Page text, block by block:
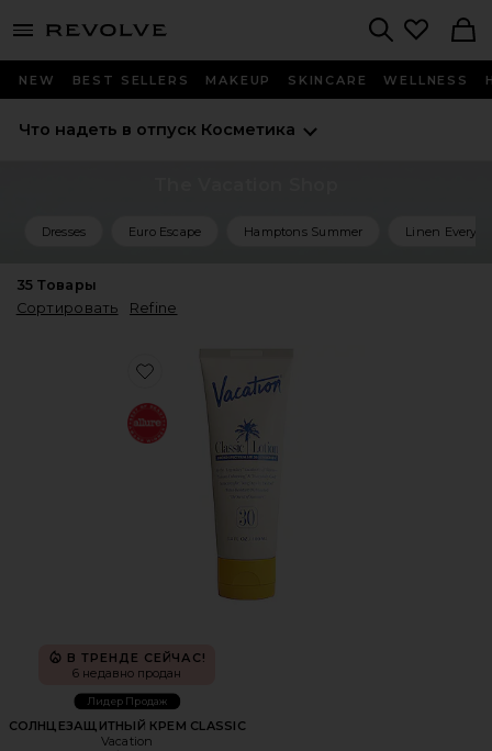
menu - shows more content
NEW BEST SELLERS MAKEUP SKINCARE WELLNESS
Что надеть в отпуск Косметика
Dresses Euro Escape Hamptons Summer Linen
35 Товары
Сортировать
Refine
Favorite СОЛНЦЕЗАЩИТНЫЙ КРЕМ CLASSIC
В ТРЕНДЕ СЕЙЧАС!
6 недавно продан
Лидер Продаж
СОЛНЦЕЗАЩИТНЫЙ КРЕМ CLASSIC
Vacation